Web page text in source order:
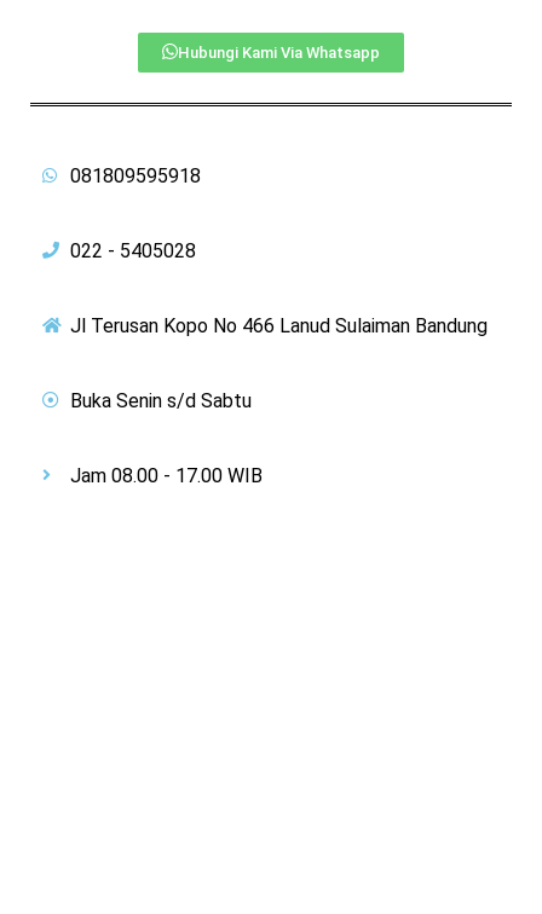
Hubungi Kami Via Whatsapp
081809595918
022 - 5405028
Jl Terusan Kopo No 466 Lanud Sulaiman Bandung
Buka Senin s/d Sabtu
Jam 08.00 - 17.00 WIB